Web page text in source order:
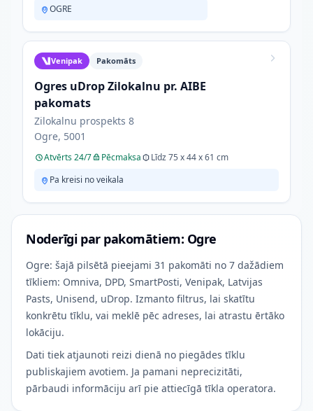
OGRE
Venipak Pakomāts
Ogres uDrop Zilokalnu pr. AIBE
pakomats
Zilokalnu prospekts 8
Ogre, 5001
Atvērts 24/7 Pēcmaksa
Līdz 75 x 44 x 61 cm
Pa kreisi no veikala
Noderīgi par pakomātiem: Ogre
Ogre: šajā pilsētā pieejami 31 pakomāti no 7 dažādiem
tīkliem: Omniva, DPD, SmartPosti, Venipak, Latvijas
Pasts, Unisend, uDrop. Izmanto filtrus, lai skatītu
konkrētu tīklu, vai meklē pēc adreses, lai atrastu ērtāko
lokāciju.
Dati tiek atjaunoti reizi dienā no piegādes tīklu
publiskajiem avotiem. Ja pamani neprecizitāti,
pārbaudi informāciju arī pie attiecīgā tīkla operatora.